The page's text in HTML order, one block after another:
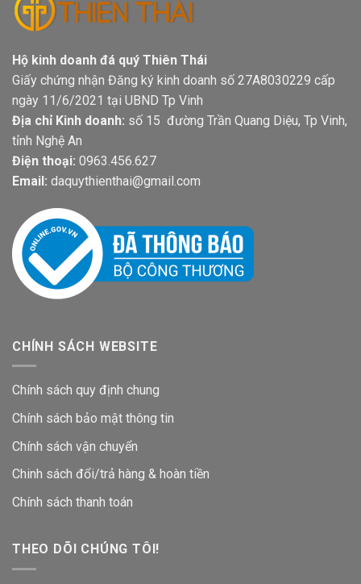
Hộ kinh doanh đá quý Thiên Thái
Giấy chứng nhận Đăng ký kinh doanh số 27A8030229 cấp
ngày 11/6/2021 tại UBND Tp Vinh
Địa chỉ Kinh doanh: số 15 đường Trần Quang Diệu, Tp Vinh,
tỉnh Nghệ An
Điện thoại: 0963.456.627
Email: daquythienthai@gmail.com
CHÍNH SÁCH WEBSITE
Chính sách quy định chung
Chính sách bảo mật thông tin
Chính sách vận chuyển
Chinh sách đổi/trả hàng & hoàn tiền
Chính sách thanh toán
THEO DÕI CHÚNG TÔI!